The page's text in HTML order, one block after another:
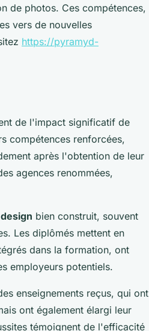
de photos. Ces compétences,
vers de nouvelles
https://pyramyd-
de l'impact significatif de
compétences renforcées,
après l'obtention de leur
agences renommées,
bien construit, souvent
Les diplômés mettent en
dans la formation, ont
employeurs potentiels.
enseignements reçus, qui ont
ont également élargi leur
témoignent de l'efficacité